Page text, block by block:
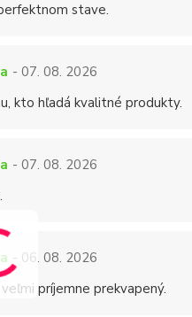
stave.
- 07. 08. 2026
kto hľadá kvalitné produkty.
- 07. 08. 2026
- 06. 08. 2026
príjemne prekvapený.